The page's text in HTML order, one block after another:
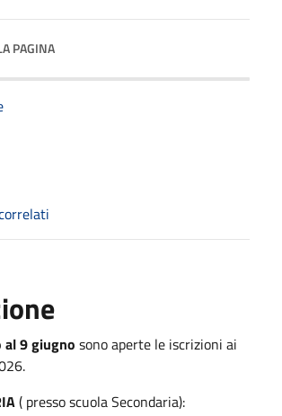
PAGINA
al 9 giugno sono aperte le iscrizioni ai
( presso scuola Secondaria):